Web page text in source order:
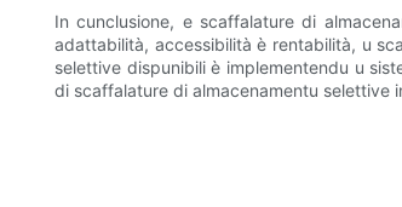
In cunclusione, e scaffalature di
adattabilità, accessibilità è rentabilità, u
selettive dispunibili è implementendu u
di scaffalature di almacenamentu selettive